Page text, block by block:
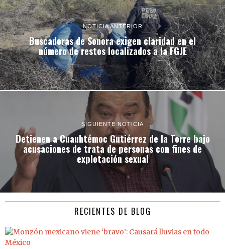
NOTICIA ANTERIOR
Buscadoras de Sonora exigen claridad en el
número de restos localizados a la FGJE
SIGUIENTE NOTICIA
Detienen a Cuauhtémoc Gutiérrez de la Torre bajo
acusaciones de trata de personas con fines de
explotación sexual
RECIENTES DE BLOG